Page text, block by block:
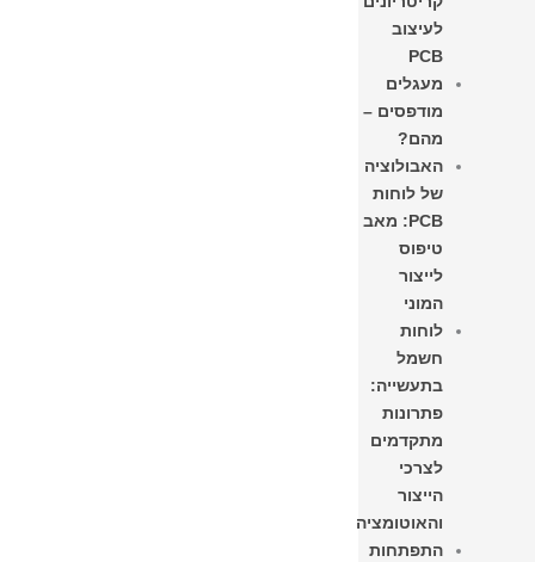
לעיצוב
PCB
מעגלים
מודפסים –
מהם?
האבולוציה
של לוחות
PCB: מאב
טיפוס
לייצור
המוני
לוחות
חשמל
בתעשייה:
פתרונות
מתקדמים
לצרכי
הייצור
והאוטומציה
התפתחות